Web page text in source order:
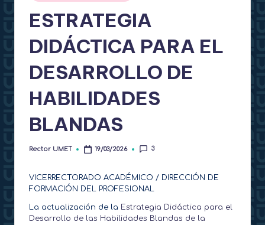
ESTRATEGIA
DIDÁCTICA PARA EL
DESARROLLO DE
HABILIDADES
BLANDAS
Publicado
Rector UMET 19/03/2026 3
VICERRECTORADO ACADÉMICO / DIRECCIÓN DE
FORMACIÓN DEL PROFESIONAL
La actualización de la Estrategia Didáctica para el
Desarrollo de las Habilidades Blandas de la